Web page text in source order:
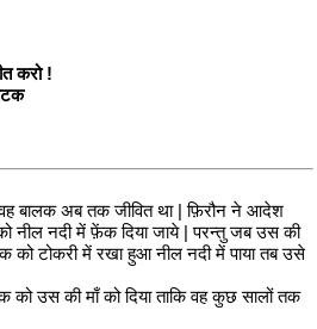
करो !
वह बालक अब तक जीवित था | फ़िरौन ने आदेश
नील नदी में फ़ेंक दिया जाये | परन्तु जब उस की
को टोकरी में रखा हुआ नील नदी में पाया तब उसे
उस की माँ को दिया ताकि वह कुछ सालों तक